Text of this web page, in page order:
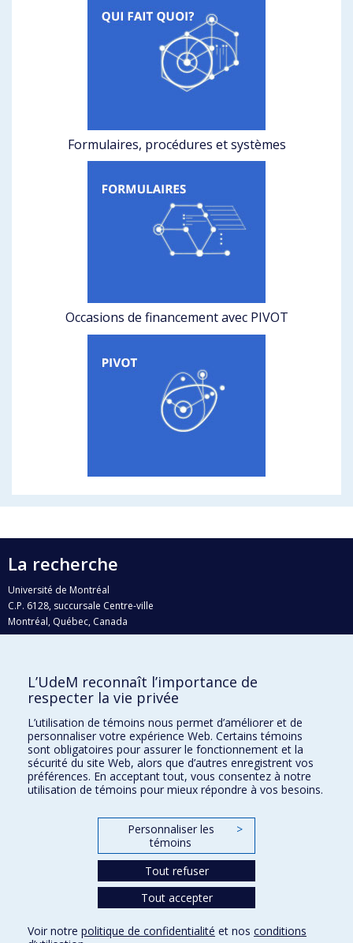
Formulaires, procédures et systèmes
Occasions de financement avec PIVOT
La recherche
Université de Montréal
C.P. 6128, succursale Centre-ville
Montréal, Québec, Canada
H3C 3J7
Qui fait quoi?
Nous trouver
Plan du site
Accessibilité
L’UdeM reconnaît l’importance de
respecter la vie privée
L’utilisation de témoins nous permet d’améliorer et de
personnaliser votre expérience Web. Certains témoins
sont obligatoires pour assurer le fonctionnement et la
sécurité du site Web, alors que d’autres enregistrent vos
préférences. En acceptant tout, vous consentez à notre
utilisation de témoins pour mieux répondre à vos besoins.
Personnaliser les
témoins
>
Tout refuser
Tout accepter
Voir notre politique de confidentialité et nos conditions